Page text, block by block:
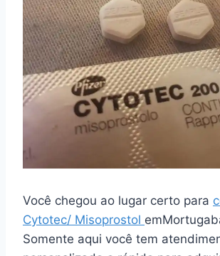
Você chegou ao lugar certo para
Cytotec/ Misoprostol
Somente aqui você tem